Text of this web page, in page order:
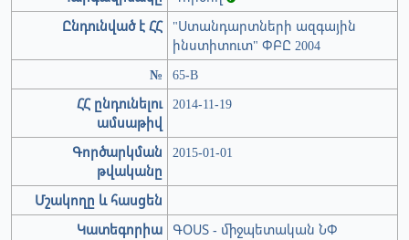
Ընդունված է ՀՀ
"Ստանդարտների ազգային
ինստիտուտ" ՓԲԸ 2004
№
65-В
ՀՀ ընդունելու
ամսաթիվ
2014-11-19
Գործարկման
թվականը
2015-01-01
Մշակողը և հասցեն
Կատեգորիա
ԳՕՍՏ - միջպետական ՆՓ